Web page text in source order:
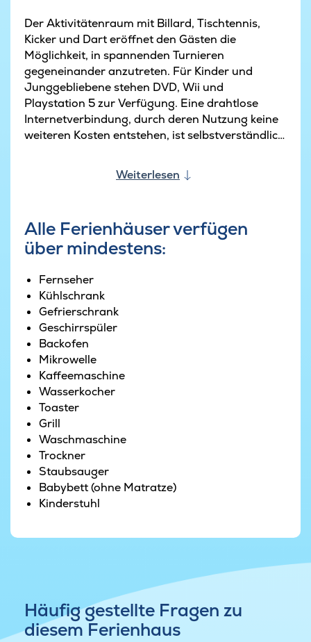
Der Aktivitätenraum mit Billard, Tischtennis,
Kicker und Dart eröffnet den Gästen die
Möglichkeit, in spannenden Turnieren
gegeneinander anzutreten. Für Kinder und
Junggebliebene stehen DVD, Wii und
Playstation 5 zur Verfügung. Eine drahtlose
Internetverbindung, durch deren Nutzung keine
weiteren Kosten entstehen, ist selbstverständlich
Sehr gut ausgestattet ist auch die Küche. Der
Spülmaschinen bereit und ist direkt mit dem
Wohnzimmer verbunden. So führt auch die
Gäste. Gerade große Gruppen schätzen diese
großzügigen und offenen Räumlichkeiten.
Die Stube ist mit bequemen Möbeln ausgestattet
und hält einen Flachbild-Fernseher mit DVD-
Player für die Abendunterhaltung bereit. Am
Kaminofen kann man es sich mit einem guten
Film oder Buch gemütlich machen und lange
Tage ganz in Ruhe ausklingen lassen.
Ist es draußen schön, so ist die Terrasse mit ihren
Gartenmöbeln perfekt zum Relaxen und Grillen.
Die kleinsten Gäste freuen sich derweil über
Trampolin, Sandkasten und Schaukeln sowie
über das weitläufige Grundstück, das zum
Weiterlesen
Alle Ferienhäuser verfügen
über mindestens:
Fernseher
Kühlschrank
Gefrierschrank
Geschirrspüler
Backofen
Mikrowelle
Kaffeemaschine
Wasserkocher
Toaster
Grill
Waschmaschine
Trockner
Staubsauger
Babybett (ohne Matratze)
Kinderstuhl
Häufig gestellte Fragen zu
diesem Ferienhaus